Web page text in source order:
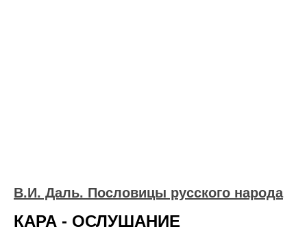
В.И. Даль. Пословицы русского народа
КАРА - ОСЛУШАНИЕ